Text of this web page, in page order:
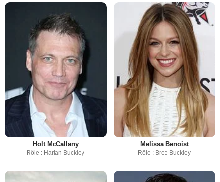
Holt McCallany
Rôle : Harlan Buckley
Melissa Benoist
Rôle : Bree Buckley